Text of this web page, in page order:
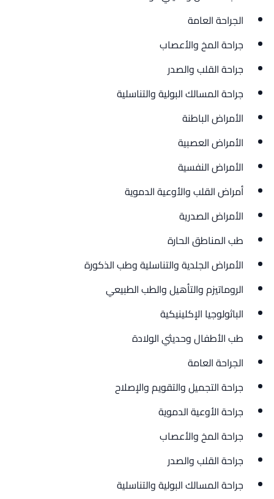
الجراحة العامة
جراحة المخ والأعصاب
جراحة القلب والصدر
جراحة المسالك البولية والتناسلية
الأمراض الباطنة
الأمراض العصبية
الأمراض النفسية
أمراض القلب والأوعية الدموية
الأمراض الصدرية
طب المناطق الحارة
الأمراض الجلدية والتناسلية وطب الذكورة
الروماتيزم والتأهيل والطب الطبيعي
الباثولوجيا الإكلينيكية
طب الأطفال وحديثي الولادة
الجراحة العامة
جراحة التجميل والتقويم والإصلاح
جراحة الأوعية الدموية
جراحة المخ والأعصاب
جراحة القلب والصدر
جراحة المسالك البولية والتناسلية